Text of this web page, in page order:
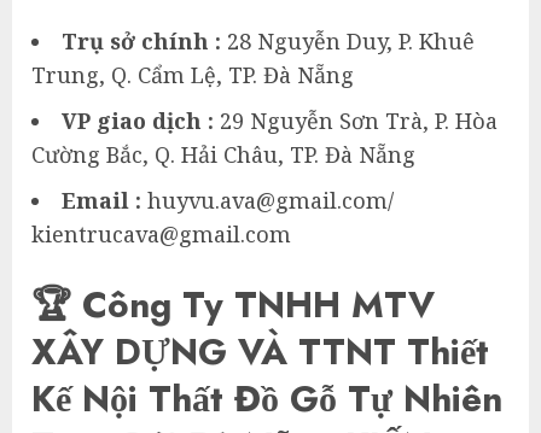
Trụ sở chính : 28 Nguyễn Duy, P. Khuê
Trung, Q. Cẩm Lệ, TP. Đà Nẵng
VP giao dịch : 29 Nguyễn Sơn Trà, P. Hòa
Cường Bắc, Q. Hải Châu, TP. Đà Nẵng
Email : huyvu.ava@gmail.com/
kientrucava@gmail.com
🏆 Công Ty TNHH MTV
XÂY DỰNG VÀ TTNT Thiết
Kế Nội Thất Đồ Gỗ Tự Nhiên